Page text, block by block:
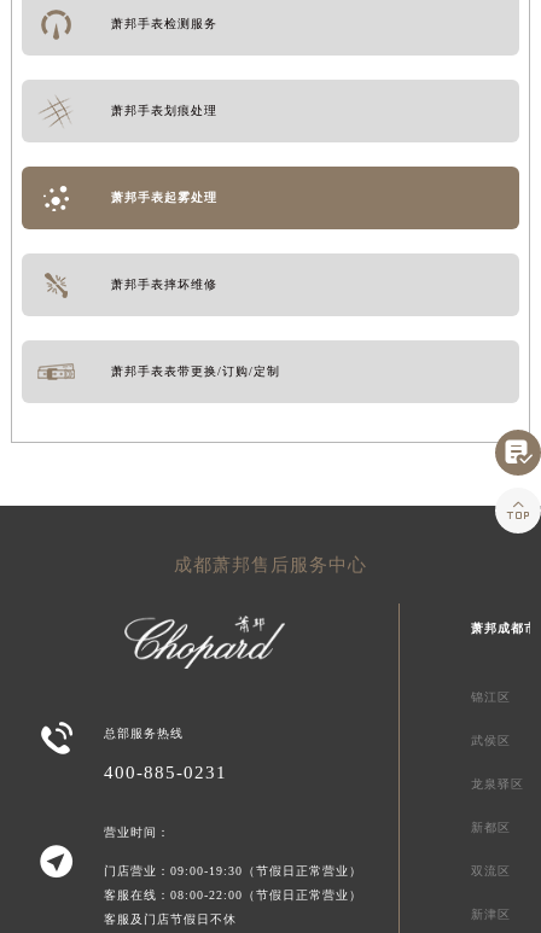
萧邦手表检测服务
萧邦手表划痕处理
萧邦手表起雾处理
萧邦手表摔坏维修
萧邦手表表带更换/订购/定制
成都萧邦售后服务中心
 总部服务热线
400-885-0231

营业时间：
门店营业：09:00-19:30（节假日正常营业）
客服在线：08:00-22:00（节假日正常营业）
客服及门店节假日不休
萧邦成都市
锦江区
武侯区
龙泉驿区
新都区
双流区
新津区

